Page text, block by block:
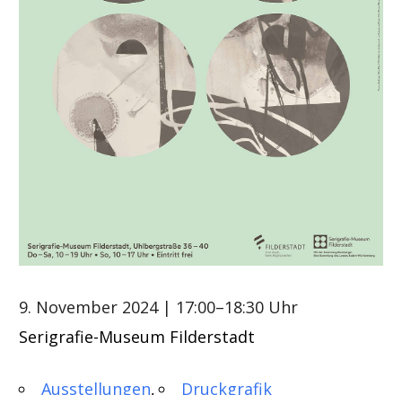
9. November 2024 | 17:00–18:30 Uhr
Serigrafie-Museum Filderstadt
Ausstellungen Druckgrafik